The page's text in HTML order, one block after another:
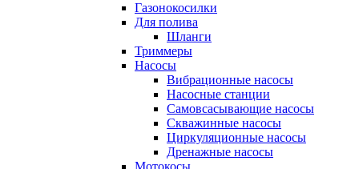
Газонокосилки
Для полива
Шланги
Триммеры
Насосы
Вибрационные насосы
Насосные станции
Самовсасывающие насосы
Скважинные насосы
Циркуляционные насосы
Дренажные насосы
Мотокосы